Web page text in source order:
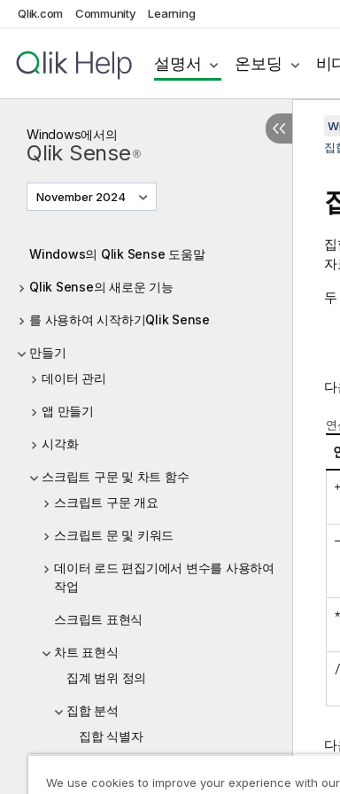
Qlik.com Community Learning
설명서 온보딩 비
Windows에서의
Qlik Sense ®
November 2024
Windows의 Qlik Sense 도움말
Qlik Sense의 새로운 기능
를 사용하여 시작하기Qlik Sense
만들기
데이터 관리
앱 만들기
시각화
스크립트 구문 및 차트 함수
스크립트 구문 개요
스크립트 문 및 키워드
데이터 로드 편집기에서 변수를 사용하여
작업
스크립트 표현식
차트 표현식
집계 범위 정의
집합 분석
집합 식별자
집
연
+
-
*
/
연
We use cookies to improve your experience with